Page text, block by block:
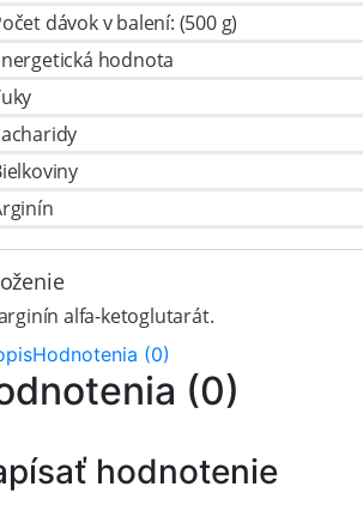
dávok v balení: (500 g)
hodnota
alfa-ketoglutarát.
Hodnotenia (0)
(0)
hodnotenie